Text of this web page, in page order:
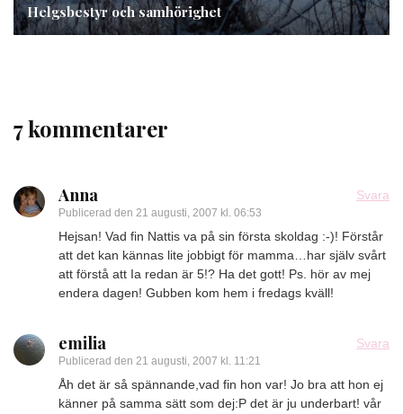
Helgsbestyr och samhörighet
7 kommentarer
Anna
Publicerad den 21 augusti, 2007 kl. 06:53
Svara
Hejsan! Vad fin Nattis va på sin första skoldag :-)! Förstår
att det kan kännas lite jobbigt för mamma…har själv svårt
att förstå att Ia redan är 5!? Ha det gott! Ps. hör av mej
endera dagen! Gubben kom hem i fredags kväll!
emilia
Publicerad den 21 augusti, 2007 kl. 11:21
Svara
Åh det är så spännande,vad fin hon var! Jo bra att hon ej
känner på samma sätt som dej:P det är ju underbart! vår